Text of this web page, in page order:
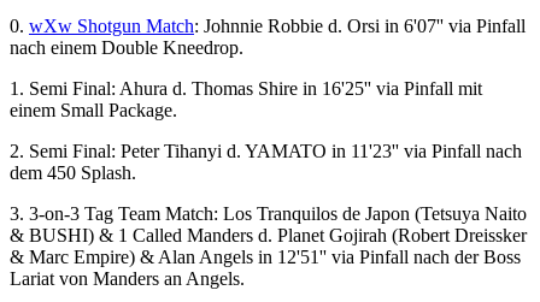
0. wXw Shotgun Match: Johnnie Robbie d. Orsi in 6'07'' via Pinfall
nach einem Double Kneedrop.
1. Semi Final: Ahura d. Thomas Shire in 16'25'' via Pinfall mit
einem Small Package.
2. Semi Final: Peter Tihanyi d. YAMATO in 11'23'' via Pinfall nach
dem 450 Splash.
3. 3-on-3 Tag Team Match: Los Tranquilos de Japon (Tetsuya Naito
& BUSHI) & 1 Called Manders d. Planet Gojirah (Robert Dreissker
& Marc Empire) & Alan Angels in 12'51'' via Pinfall nach der Boss
Lariat von Manders an Angels.